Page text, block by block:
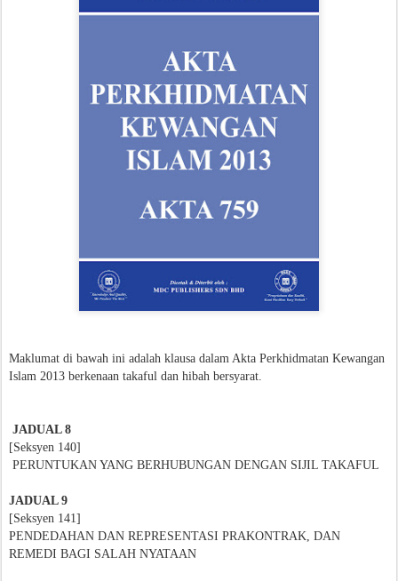
Maklumat di bawah ini adalah klausa dalam Akta Perkhidmatan Kewangan
Islam 2013 berkenaan takaful dan hibah bersyarat.
JADUAL 8
[Seksyen 140]
PERUNTUKAN YANG BERHUBUNGAN DENGAN SIJIL TAKAFUL
JADUAL 9
[Seksyen 141]
PENDEDAHAN DAN REPRESENTASI PRAKONTRAK, DAN
REMEDI BAGI SALAH NYATAAN